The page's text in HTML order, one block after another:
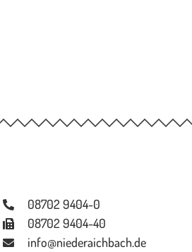
08702 9404-0
08702 9404-40
info@niederaichbach.de